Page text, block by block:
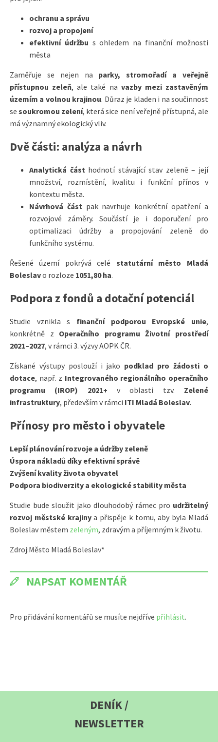
ochranu a správu
rozvoj a propojení
efektivní údržbu s ohledem na finanční možnosti
města
Zaměřuje se nejen na parky, stromořadí a veřejně
přístupnou zeleň, ale také na vazby mezi zastavěným
územím a volnou krajinou. Důraz je kladen i na součinnost
sesoukromou zelení, která sice není veřejně přístupná, ale
má významný ekologický vliv.
Dvě části: analýza a návrh
Analytická část hodnotí stávající stav zeleně – její
množství, rozmístění, kvalitu i funkční přínos v
kontextu města.
Návrhová část pak navrhuje konkrétní opatření a
rozvojové záměry. Součástí je i doporučení pro
optimalizaci údržby a propojování zeleně do
funkčního systému.
Řešené území pokrývá celé statutární město Mladá
Boleslavo rozloze 1051,80 ha.
Podpora z fondů a dotační potenciál
Studie vznikla s finanční podporou Evropské unie,
konkrétně z Operačního programu Životní prostředí
2021–2027, v rámci 3. výzvy AOPK ČR.
Získané výstupy poslouží i jako podklad pro žádosti o
dotace, např. z Integrovaného regionálního operačního
programu (IROP) 2021+ v oblasti tzv. Zelené
infrastruktury, především v rámci ITI Mladá Boleslav.
Přínosy pro město i obyvatele
Lepší plánování rozvoje a údržby zeleně
Úspora nákladů díky efektivní správě
Zvýšení kvality života obyvatel
Podpora biodiverzity a ekologické stability města
Studie bude sloužit jako dlouhodobý rámec pro udržitelný
rozvoj městské krajinya přispěje k tomu, aby byla Mladá
Boleslav městem zeleným, zdravým a příjemným k životu.
Zdroj:Město Mladá Boleslav*
NAPSAT KOMENTÁŘ
Pro přidávání komentářů se musíte nejdříve přihlásit.
DENÍK /
NEWSLETTER